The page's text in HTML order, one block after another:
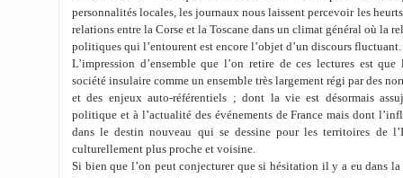
personnalités locales, les journaux nous laissent percevoir les
relations entre la Corse et la Toscane dans un climat général où la
politiques qui l’entourent est encore l’objet d’un discours fluctuant.
L’impression d’ensemble que l’on retire de ces lectures est
société insulaire comme un ensemble très largement régi par des
et des enjeux auto-référentiels ; dont la vie est désormais
politique et à l’actualité des événements de France mais dont
dans le destin nouveau qui se dessine pour les territoires de
culturellement plus proche et voisine.
Si bien que l’on peut conjecturer que si hésitation il y a eu dans